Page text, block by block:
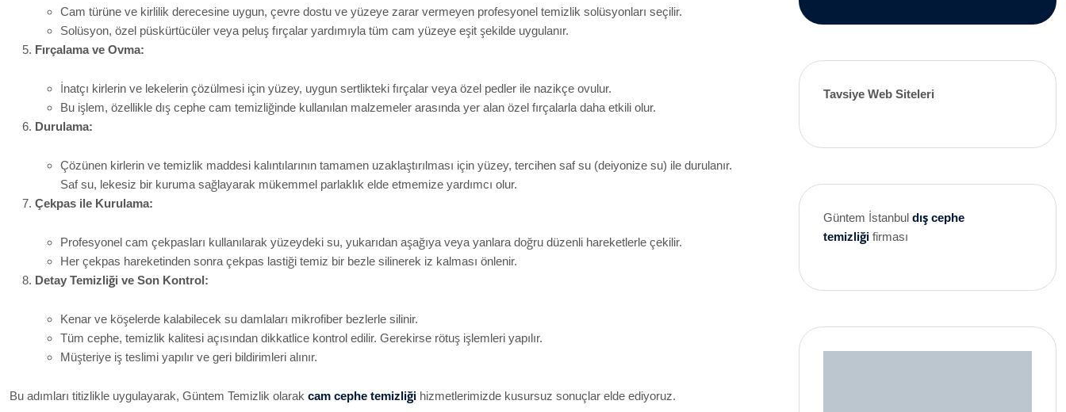
Cam türüne ve kirlilik derecesine uygun, çevre dostu ve yüzeye zarar vermeyen profesyonel temizlik solüsyonları seçilir.
Solüsyon, özel püskürtücüler veya peluş fırçalar yardımıyla tüm cam yüzeye eşit şekilde uygulanır.
Fırçalama ve Ovma:
İnatçı kirlerin ve lekelerin çözülmesi için yüzey, uygun sertlikteki fırçalar veya özel pedler ile nazikçe ovulur.
Bu işlem, özellikle dış cephe cam temizliğinde kullanılan malzemeler arasında yer alan özel fırçalarla daha etkili olur.
Durulama:
Çözünen kirlerin ve temizlik maddesi kalıntılarının tamamen uzaklaştırılması için yüzey, tercihen saf su (deiyonize su) ile durulanır.
Saf su, lekesiz bir kuruma sağlayarak mükemmel parlaklık elde etmemize yardımcı olur.
Çekpas ile Kurulama:
Profesyonel cam çekpasları kullanılarak yüzeydeki su, yukarıdan aşağıya veya yanlara doğru düzenli hareketlerle çekilir.
Her çekpas hareketinden sonra çekpas lastiği temiz bir bezle silinerek iz kalması önlenir.
Detay Temizliği ve Son Kontrol:
Kenar ve köşelerde kalabilecek su damlaları mikrofiber bezlerle silinir.
Tüm cephe, temizlik kalitesi açısından dikkatlice kontrol edilir. Gerekirse rötuş işlemleri yapılır.
Müşteriye iş teslimi yapılır ve geri bildirimleri alınır.
Bu adımları titizlikle uygulayarak, Güntem Temizlik olarak cam cephe temizliği hizmetlerimizde kusursuz sonuçlar elde ediyoruz.
Tavsiye Web Siteleri
Güntem İstanbul dış cephe
temizliğifirması